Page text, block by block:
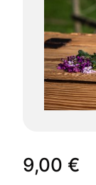
9,00 €